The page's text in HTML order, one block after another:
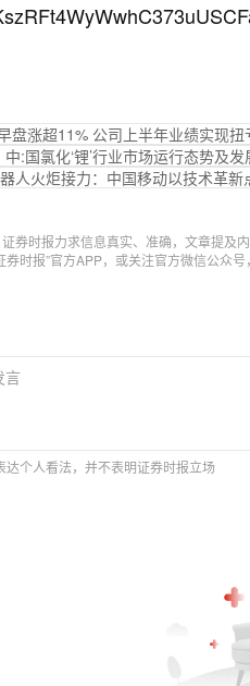
盘涨超11% 公司上半年业绩实现
中:国氯化‘锂’行业市场运行态势及
人火炬接力：中国移动以技术革新
券时报力求信息真实、准确，文章提及
券时报”官方APP，或关注官方微信公众
言
达个人看法，并不表明证券时报立场